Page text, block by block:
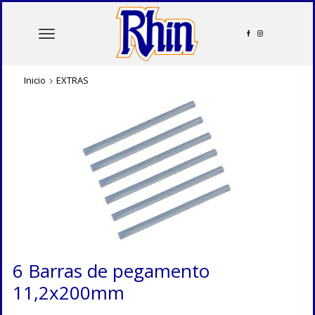
Inicio EXTRAS
6 Barras de pegamento
11,2x200mm